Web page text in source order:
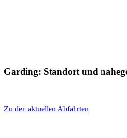
Garding: Standort und
Zu den aktuellen Abfahrten